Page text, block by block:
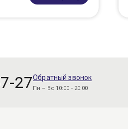
27Обратный звонок
Пн – Вс 10:00 - 20:00